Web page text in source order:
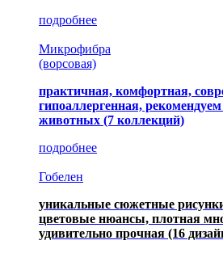
подробнее
Микрофибра
(ворсовая)
практичная, комфортная,
гипоаллергенная,
животных (7 коллекций)
подробнее
Гобелен
уникальные сюжетные
цветовые нюансы, плотная
удивительно прочная (16